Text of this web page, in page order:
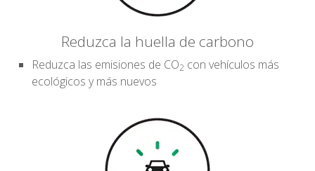
Reduzca la huella de carbono
Reduzca las emisiones de CO2 con vehículos más
ecológicos y más nuevos